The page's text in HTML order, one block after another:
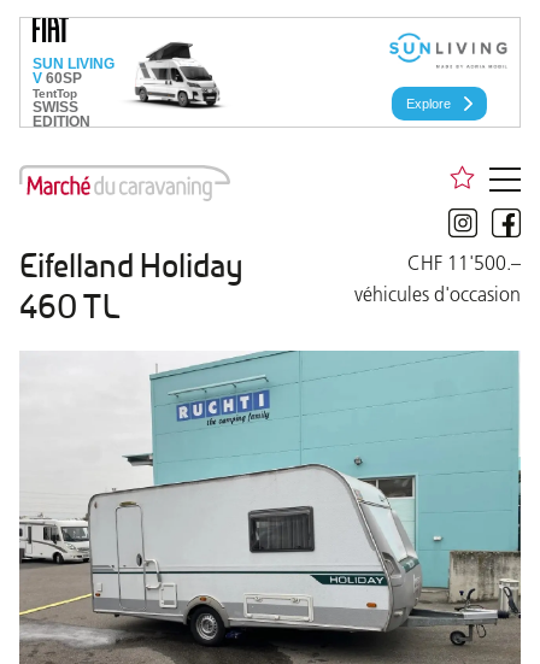
Eifelland Holiday
460 TL
CHF 11'500.–
véhicules d'occasion